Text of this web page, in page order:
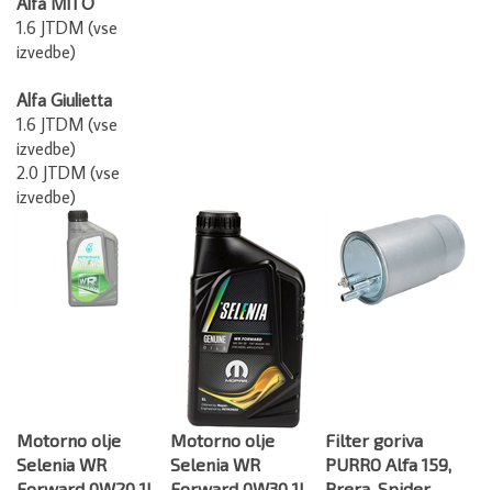
1.6 JTDM (vse
izvedbe)
Alfa Giulietta
1.6 JTDM (vse
izvedbe)
2.0 JTDM (vse
izvedbe)
Motorno olje
Selenia WR
Forward 0W20 1L
Motorno olje
Selenia WR
Forward 0W30 1L
Filter goriva
PURRO Alfa 159,
Brera, Spider,